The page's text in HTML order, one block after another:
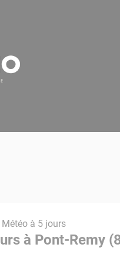
Météo à 5 jours
à Pont-Remy